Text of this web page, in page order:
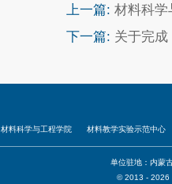
上一篇: 材料科学
下一篇: 关于完
材料科学与工程学院 材料教学实验示范中心
单位驻地：内蒙
© 2013 - 2026